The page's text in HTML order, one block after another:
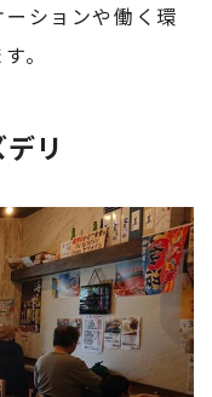
ションや働く環
。
リ